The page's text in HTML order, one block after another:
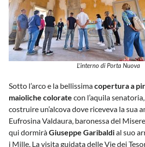
L’interno di Porta Nuova
Sotto l’arco e la bellissimacopertura a
maioliche colorate con l’aquila
costruire un’alcova dove riceveva la sua
Eufrosina Valdaura, baronessa del
qui dormiràGiuseppe Garibaldial suo
i Mille. La visita guidata delle Vie dei